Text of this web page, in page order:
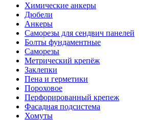
Химические анкеры
Дюбели
Анкеры
Саморезы для сендвич панелей
Болты фундаментные
Саморезы
Метрический крепёж
Заклепки
Пена и герметики
Пороховое
Перфорированный крепеж
Фасадная подсистема
Хомуты